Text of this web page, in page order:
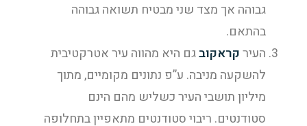
גבוהה אך מצד שני מבטיח תשואה גבוהה
בהתאם.
העירקראקובגם היא מהווה עיר אטרקטיבית
להשקעה מניבה. ע”פ נתונים מקומיים, מתוך
מיליון תושבי העיר כשליש מהם הינם
סטודנטים. ריבוי סטודנטים מתאפיין בתחלופה